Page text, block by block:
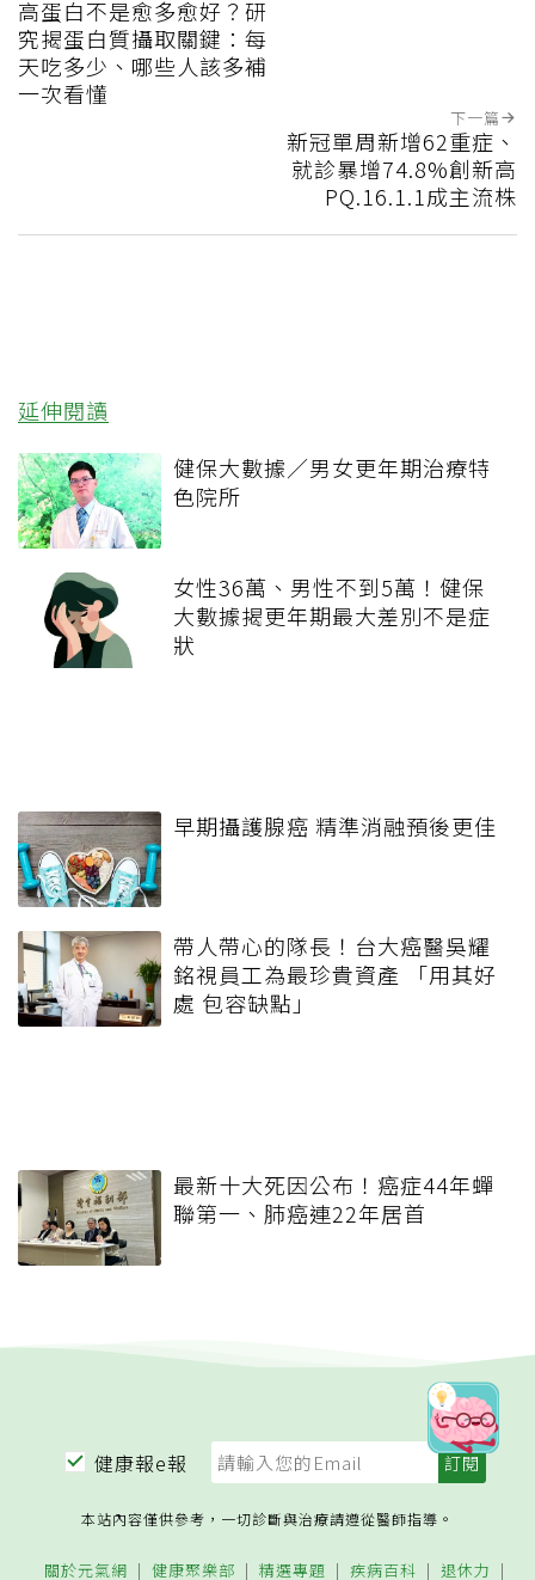
高蛋白不是愈多愈好？研
究揭蛋白質攝取關鍵：每
天吃多少、哪些人該多補
一次看懂
下一篇
新冠單周新增62重症、
就診暴增74.8%創新高
PQ.16.1.1成主流株
延伸閱讀
健保大數據／男女更年期治療特
色院所
女性36萬、男性不到5萬！健保
大數據揭更年期最大差別不是症
狀
早期攝護腺癌 精準消融預後更佳
帶人帶心的隊長！台大癌醫吳耀
銘視員工為最珍貴資產 「用其好
處 包容缺點」
最新十大死因公布！癌症44年蟬
聯第一、肺癌連22年居首
健康報e報
本站內容僅供參考，一切診斷與治療請遵從醫師指導。
關於元氣網 健康聚樂部 精選專題 疾病百科 退休力